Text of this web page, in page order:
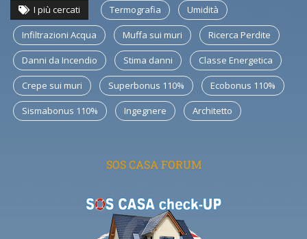
I più cercati Termografia Umidità
Infiltrazioni Acqua Muffa sui muri Ricerca Perdite
Danni da Incendio Stima danni Classe Energetica
Crepe sui muri Superbonus 110% Ecobonus 110%
Sismabonus 110% Ingegnere Architetto
SOS CASA FORUM